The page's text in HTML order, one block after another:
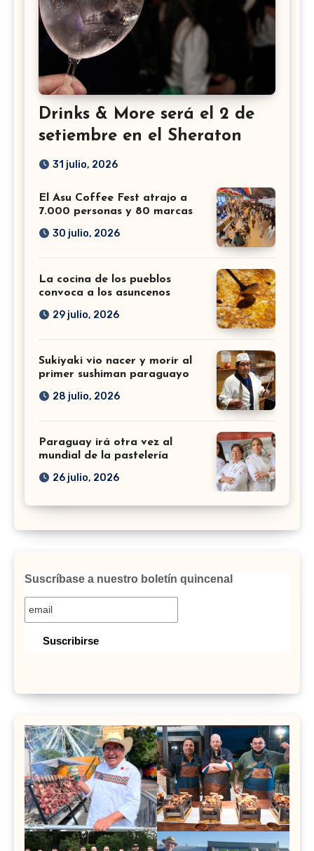
Drinks & More será el 2 de
setiembre en el Sheraton
31 julio, 2026
El Asu Coffee Fest atrajo a
7.000 personas y 80 marcas
30 julio, 2026
La cocina de los pueblos
convoca a los asuncenos
29 julio, 2026
Sukiyaki vio nacer y morir al
primer sushiman paraguayo
28 julio, 2026
Paraguay irá otra vez al
mundial de la pastelería
26 julio, 2026
Suscríbase a nuestro boletín quincenal